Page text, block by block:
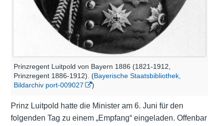
Prinzregent Luitpold von Bayern 1886 (1821-1912,
Prinzregent 1886-1912). (Bayerische Staatsbibliothek,
Bildarchiv port-009027
)
Prinz Luitpold hatte die Minister am 6. Juni für den
folgenden Tag zu einem „Empfang“ eingeladen. Offenbar